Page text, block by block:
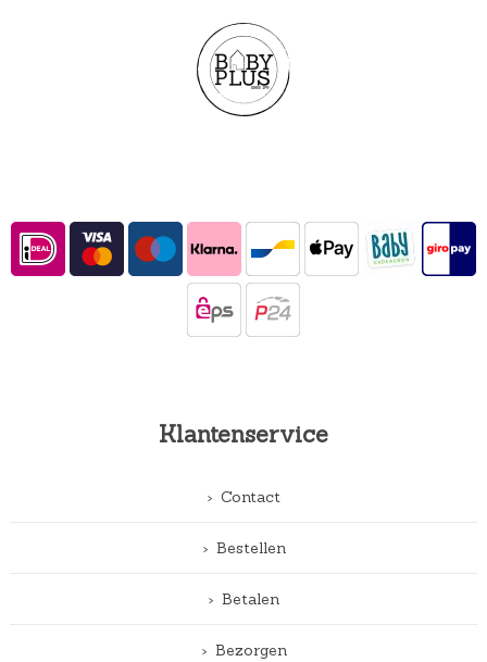
Klantenservice
Contact
Bestellen
Betalen
Bezorgen